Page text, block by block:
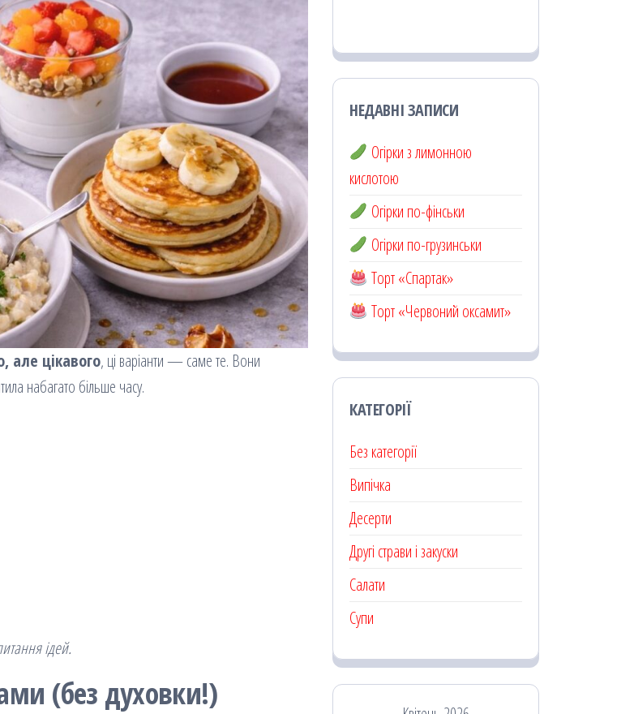
але цікавого, ці варіанти — саме те. Вони
набагато більше часу.
ідей.
(без духовки!)
НЕДАВНІ ЗАПИСИ
Огірки з лимонною
кислотою
Огірки по-фінськи
Огірки по-грузинськи
Торт «Спартак»
Торт «Червоний оксамит»
КАТЕГОРІЇ
Без категорії
Випічка
Десерти
Другі страви і закуски
Салати
Супи